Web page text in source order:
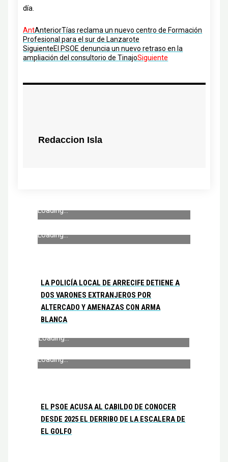
día.
AntAnteriorTías reclama un nuevo centro de Formación
Profesional para el sur de Lanzarote
SiguienteEl PSOE denuncia un nuevo retraso en la
ampliación del consultorio de TinajoSiguiente
Redaccion Isla
Loading...
Loading...
LA POLICÍA LOCAL DE ARRECIFE DETIENE A
DOS VARONES EXTRANJEROS POR
ALTERCADO Y AMENAZAS CON ARMA
BLANCA
Loading...
Loading...
EL PSOE ACUSA AL CABILDO DE CONOCER
DESDE 2025 EL DERRIBO DE LA ESCALERA DE
EL GOLFO